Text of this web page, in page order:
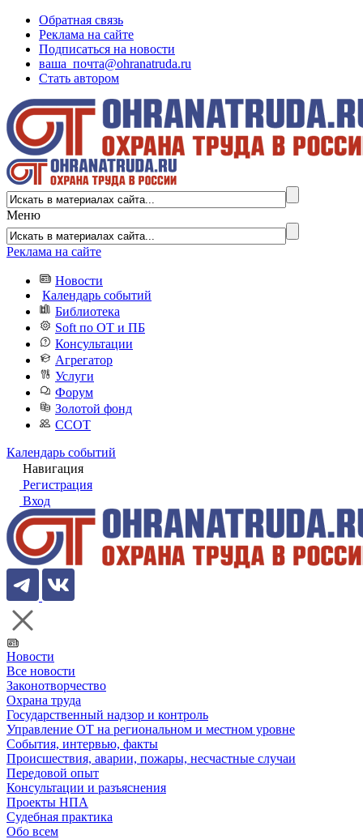
Обратная связь
Реклама на сайте
Подписаться на новости
ваша_почта@ohranatruda.ru
Стать автором
Меню
Реклама на сайте
Новости
Календарь событий
Библиотека
Soft по ОТ и ПБ
Консультации
Агрегатор
Услуги
Форум
Золотой фонд
ССОТ
Календарь событий
Навигация
Регистрация
Вход
Новости
Все новости
Законотворчество
Охрана труда
Государственный надзор и контроль
Управление ОТ на региональном и местном уровне
События, интервью, факты
Происшествия, аварии, пожары, несчастные случаи
Передовой опыт
Консультации и разъяснения
Проекты НПА
Судебная практика
Обо всем